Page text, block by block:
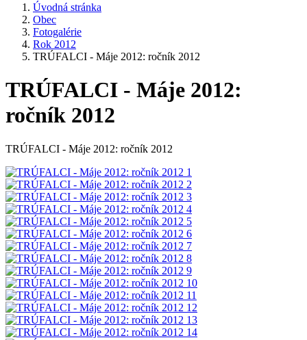
Úvodná stránka
Obec
Fotogalérie
Rok 2012
TRÚFALCI - Máje 2012: ročník 2012
TRÚFALCI - Máje 2012:
ročník 2012
TRÚFALCI - Máje 2012: ročník 2012